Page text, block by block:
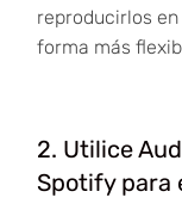
reproducirlos
forma más
2. Utilice
Spotify para